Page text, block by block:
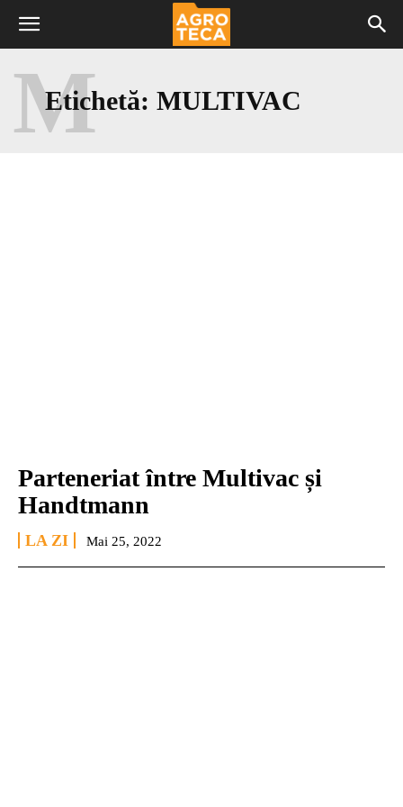
Etichetă: MULTIVAC
M
Parteneriat între Multivac și
Handtmann
LA ZI Mai 25, 2022